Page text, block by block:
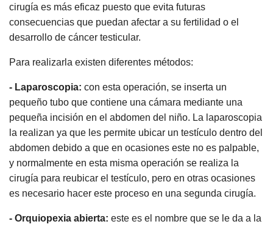
cirugía es más eficaz puesto que evita futuras
consecuencias que puedan afectar a su fertilidad o el
desarrollo de cáncer testicular.
Para realizarla existen diferentes métodos:
- Laparoscopia: con esta operación, se inserta un
pequeño tubo que contiene una cámara mediante una
pequeña incisión en el abdomen del niño. La laparoscopia
la realizan ya que les permite ubicar un testículo dentro del
abdomen debido a que en ocasiones este no es palpable,
y normalmente en esta misma operación se realiza la
cirugía para reubicar el testículo, pero en otras ocasiones
es necesario hacer este proceso en una segunda cirugía.
- Orquiopexia abierta: este es el nombre que se le da a la